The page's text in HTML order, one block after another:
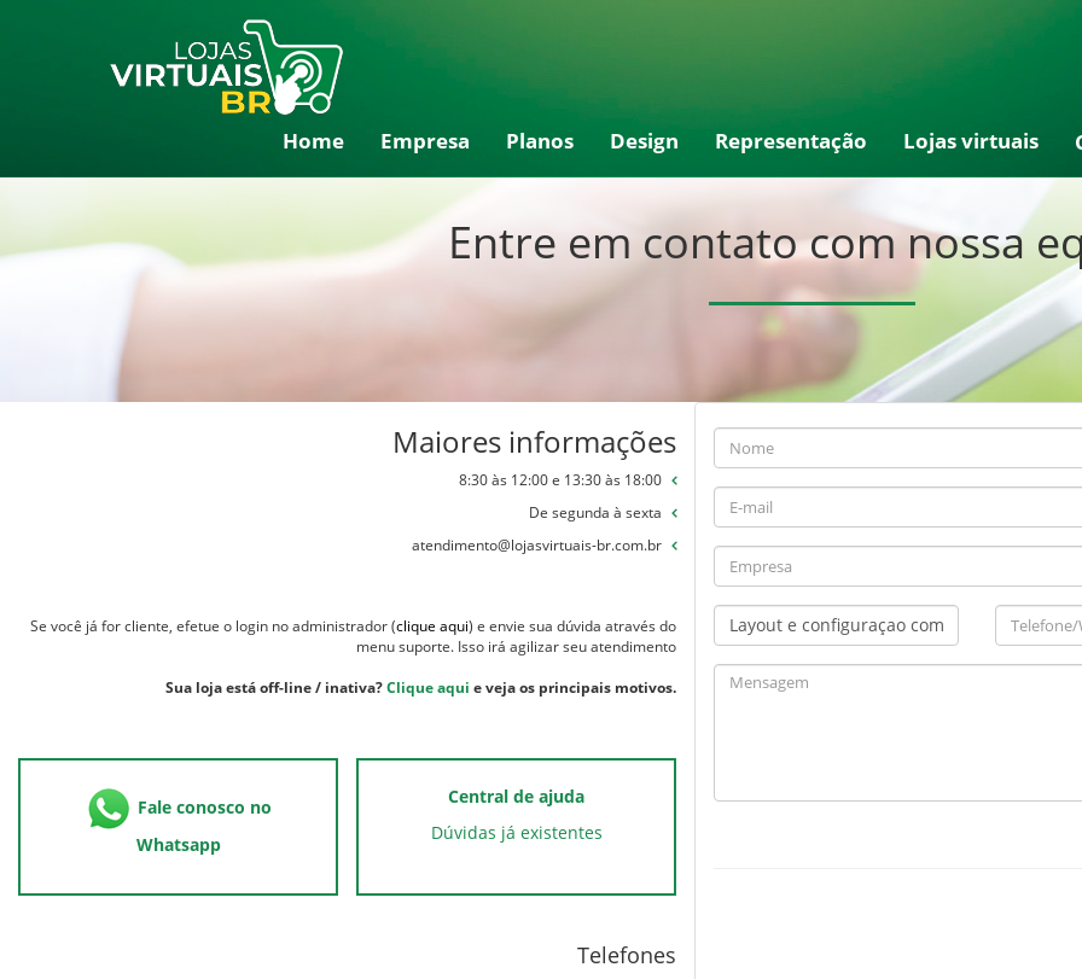
Home Empresa Planos Design Representação Lojas virtuais
Entre em contato com nossa
Maiores informações
8:30 às 12:00 e 13:30 às 18:00
De segunda à sexta
atendimento@lojasvirtuais-br.com.br
Se você já for cliente, efetue o login no administrador (clique aqui) e envie sua dúvida através do
menu suporte. Isso irá agilizar seu atendimento
Sua loja está off-line / inativa?Clique aqui e veja os principais motivos.
Fale conosco no
Whatsapp
Central de ajuda
Dúvidas já existentes
Telefones